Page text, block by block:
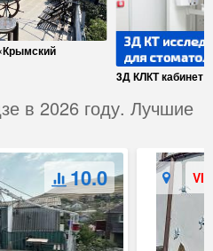
3Д КЛКТ кабинет
в 2026 году. Лучшие
10.0 VIP